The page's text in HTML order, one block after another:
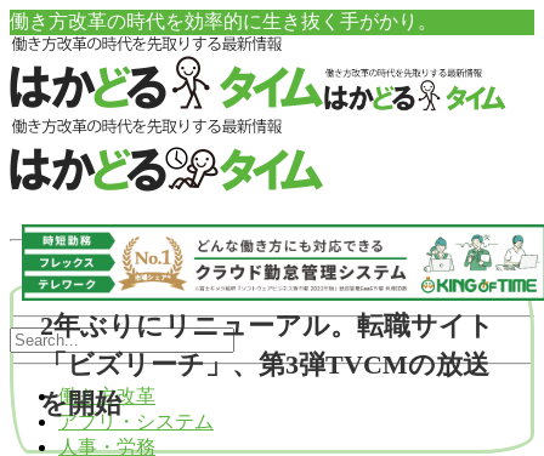
働き方改革の時代を効率的に生き抜く手がかり。
働き方改革
アプリ・システム
人事・労務
2年ぶりにリニューアル。転職サイト
「ビズリーチ」、第3弾TVCMの放送
を開始